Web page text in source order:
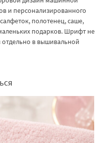
и персонализированного
полотенец, саше,
подарков. Шрифт не
в вышивальной